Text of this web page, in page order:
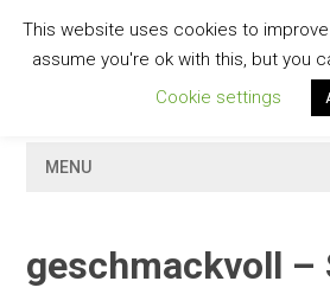
content
MENU
geschmackvoll –
This website uses cookies to
assume you're ok with this, but you
Cookie settings